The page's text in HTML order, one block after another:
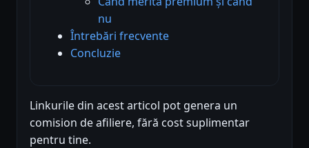
nu
Întrebări frecvente
Concluzie
Linkurile din acest articol pot genera un
comision de afiliere, fără cost suplimentar
pentru tine.